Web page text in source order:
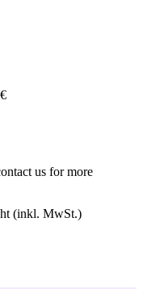
us for more
(inkl. MwSt.)